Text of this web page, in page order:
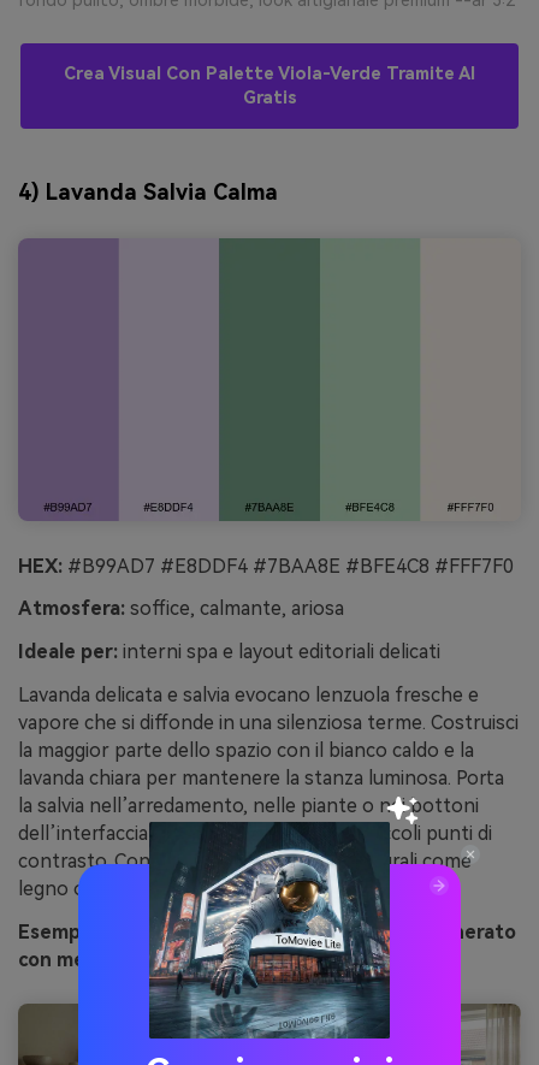
Crea Visual Con Palette Viola-Verde Tramite AI
Gratis
4) Lavanda Salvia Calma
HEX: #B99AD7 #E8DDF4 #7BAA8E #BFE4C8 #FFF7F0
Atmosfera: soffice, calmante, ariosa
Ideale per: interni spa e layout editoriali delicati
Lavanda delicata e salvia evocano lenzuola fresche e
vapore che si diffonde in una silenziosa terme. Costruisci
la maggior parte dello spazio con il bianco caldo e la
lavanda chiara per mantenere la stanza luminosa. Porta
la salvia nell’arredamento, nelle piante o nei bottoni
dell’interfaccia; salva la salvia scura per piccoli punti di
contrasto. Consiglio: aggiungi texture naturali come
legno o carta per evitare che i pastelli siano piatti.
Esempio d’immagine di lavanda salvia calma generato
con media.io